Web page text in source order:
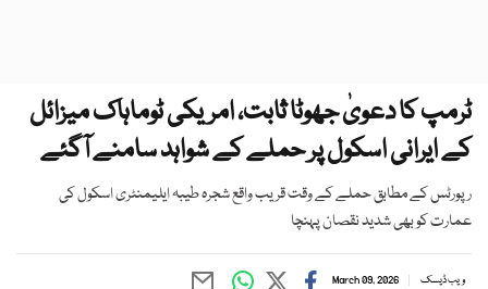
ٹرمپ کا دعویٰ جھوٹا ثابت، امریکی ٹوماہاک میزائل
کے ایرانی اسکول پر حملے کے شواہد سامنے آگئے
رپورٹس کے مطابق حملے کے وقت قریب واقع شجرہ طیبہ ایلیمنٹری اسکول کی
عمارت کو بھی شدید نقصان پہنچا
ویب ڈیسک March 09, 2026